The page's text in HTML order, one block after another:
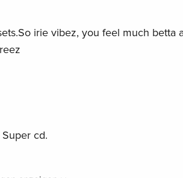
irie vibez, you feel much betta
cd.